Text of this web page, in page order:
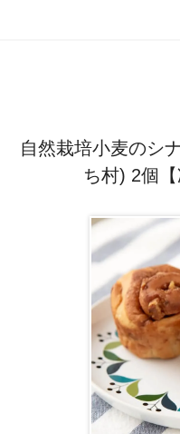
自然栽培小麦のシ
ち村) 2個